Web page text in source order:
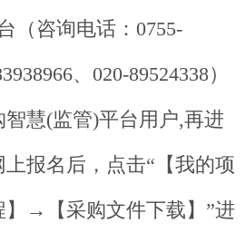
（咨询电话：0755-
、020-89524338）
慧(监管)平台用户,再进
报名后，点击“【我的项
→【采购文件下载】”进